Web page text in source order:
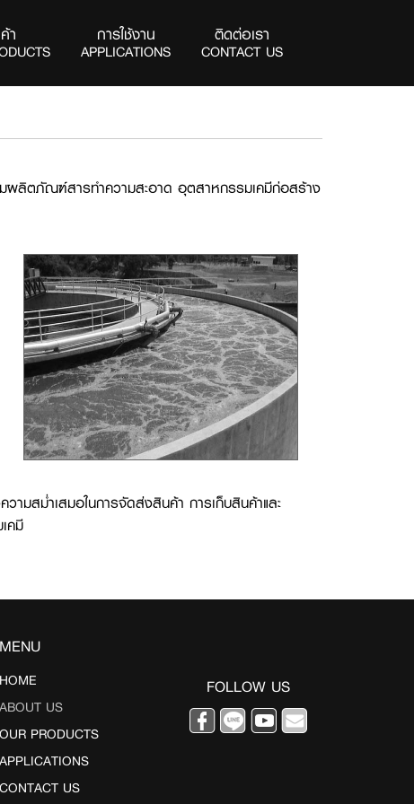
า การใช้งาน
APPLICATIONS
ติดต่อเรา
CONTACT US
มผลิตภัณฑ์สารทำความสะอาด อุตสาหกรรมเคมีก่อสร้าง
มสม่ำเสมอในการจัดส่งสินค้า การเก็บสินค้าและ
คมี
MENU
HOME
ABOUT US
OUR PRODUCTS
APPLICATIONS
CONTACT US
FOLLOW US